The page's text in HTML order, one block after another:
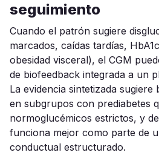
seguimiento
Cuando el patrón sugiere
marcados, caídas tardías,
obesidad visceral), el CGM
de biofeedback integrada a un
La evidencia sintetizada
en subgrupos con prediabetes
normoglucémicos estrictos, y
funciona mejor como parte de
conductual estructurado.